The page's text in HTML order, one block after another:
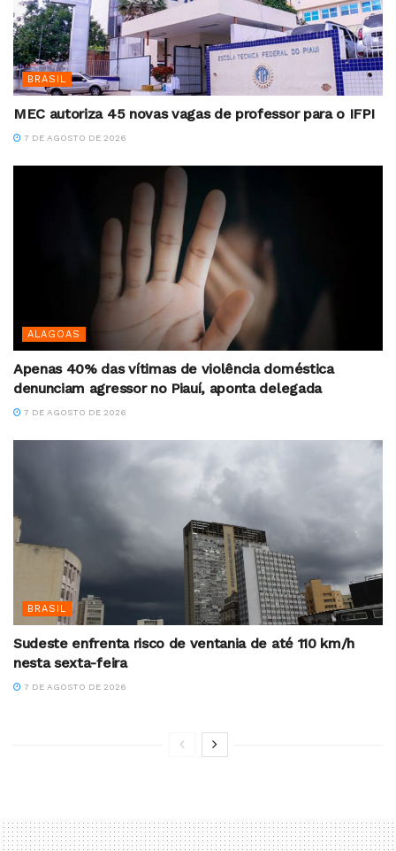
BRASIL
MEC autoriza 45 novas vagas de professor para o IFPI
7 DE AGOSTO DE 2026
ALAGOAS
Apenas 40% das vítimas de violência doméstica
denunciam agressor no Piauí, aponta delegada
7 DE AGOSTO DE 2026
BRASIL
Sudeste enfrenta risco de ventania de até 110 km/h
nesta sexta-feira
7 DE AGOSTO DE 2026